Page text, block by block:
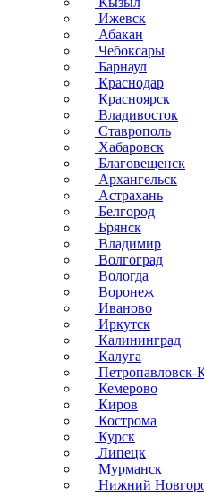
Ижевск
Абакан
Чебоксары
Барнаул
Краснодар
Красноярск
Владивосток
Ставрополь
Хабаровск
Благовещенск
Архангельск
Астрахань
Белгород
Брянск
Владимир
Волгоград
Вологда
Воронеж
Иваново
Иркутск
Калининград
Калуга
Петропавловск-
Кемерово
Киров
Кострома
Курск
Липецк
Мурманск
Нижний